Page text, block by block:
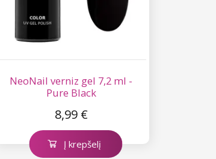
NeoNail verniz gel 7,2 ml -
Pure Black
8,99 €
Į krepšelį